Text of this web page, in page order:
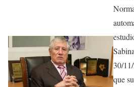
30/
que